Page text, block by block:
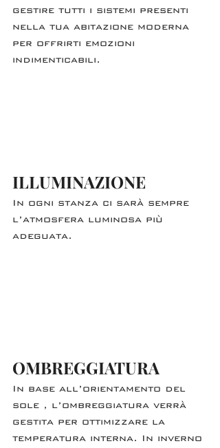
gestire tutti i sistemi presenti
nella tua abitazione moderna
per offrirti emozioni
indimenticabili.
ILLUMINAZIONE
In ogni stanza ci sarà sempre
l’atmosfera luminosa più
adeguata.
OMBREGGIATURA
In base all’orientamento del
sole , l’ombreggiatura verrà
gestita per ottimizzare la
temperatura interna. In inverno